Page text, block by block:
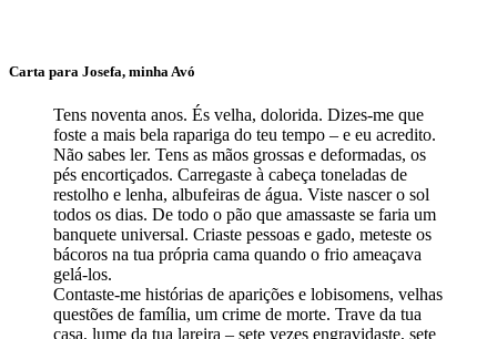
Carta para Josefa, minha Avó
Tens noventa anos. És velha, dolorida. Dizes-me que
foste a mais bela rapariga do teu tempo – e eu acredito.
Não sabes ler. Tens as mãos grossas e deformadas, os
pés encortiçados. Carregaste à cabeça toneladas de
restolho e lenha, albufeiras de água. Viste nascer o sol
todos os dias. De todo o pão que amassaste se faria um
banquete universal. Criaste pessoas e gado, meteste os
bácoros na tua própria cama quando o frio ameaçava
gelá-los.
Contaste-me histórias de aparições e lobisomens, velhas
questões de família, um crime de morte. Trave da tua
casa, lume da tua lareira – sete vezes engravidaste, sete